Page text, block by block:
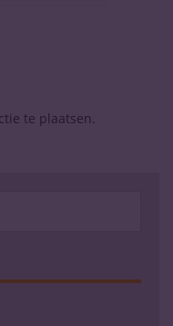
te plaatsen.